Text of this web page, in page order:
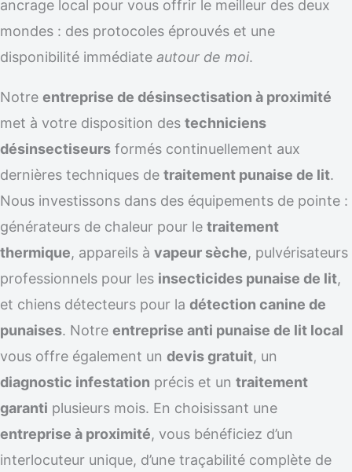
ancrage local pour vous offrir le meilleur des deux
mondes : des protocoles éprouvés et une
disponibilité immédiate autour de moi.
Notre entreprise de désinsectisation à proximité
met à votre disposition des techniciens
désinsectiseurs formés continuellement aux
dernières techniques de traitement punaise de lit.
Nous investissons dans des équipements de pointe :
générateurs de chaleur pour le traitement
thermique, appareils à vapeur sèche, pulvérisateurs
professionnels pour les insecticides punaise de lit,
et chiens détecteurs pour la détection canine de
punaises. Notre entreprise anti punaise de lit local
vous offre également un devis gratuit, un
diagnostic infestation précis et un traitement
garanti plusieurs mois. En choisissant une
entreprise à proximité, vous bénéficiez d’un
interlocuteur unique, d’une traçabilité complète de